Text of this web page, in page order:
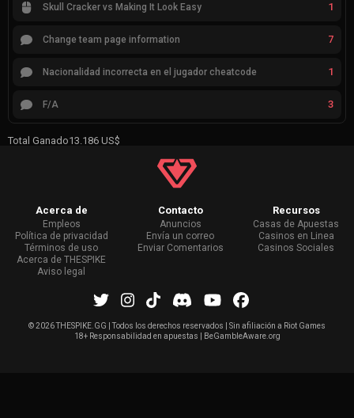
Skull Cracker vs Making It Look Easy 1
Change team page information 7
Nacionalidad incorrecta en el jugador cheatcode 1
F/A 3
Total Ganado13.186 US$
Acerca de
Empleos
Política de privacidad
Términos de uso
Acerca de THESPIKE
Aviso legal
Contacto
Anuncios
Envía un correo
Enviar Comentarios
Recursos
Casas de Apuestas
Casinos en Linea
Casinos Sociales
©2026 THESPIKE.GG | Todos los derechos reservados | Sin afiliación a Riot Games
18+ Responsabilidad en apuestas | BeGambleAware.org